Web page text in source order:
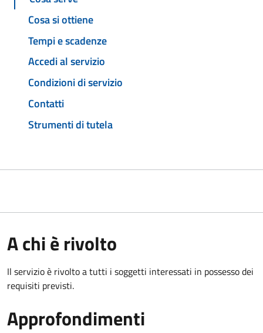
Cosa si ottiene
Tempi e scadenze
Accedi al servizio
Condizioni di servizio
Contatti
Strumenti di tutela
A chi è rivolto
Il servizio è rivolto a tutti i soggetti interessati in possesso dei
requisiti previsti.
Approfondimenti